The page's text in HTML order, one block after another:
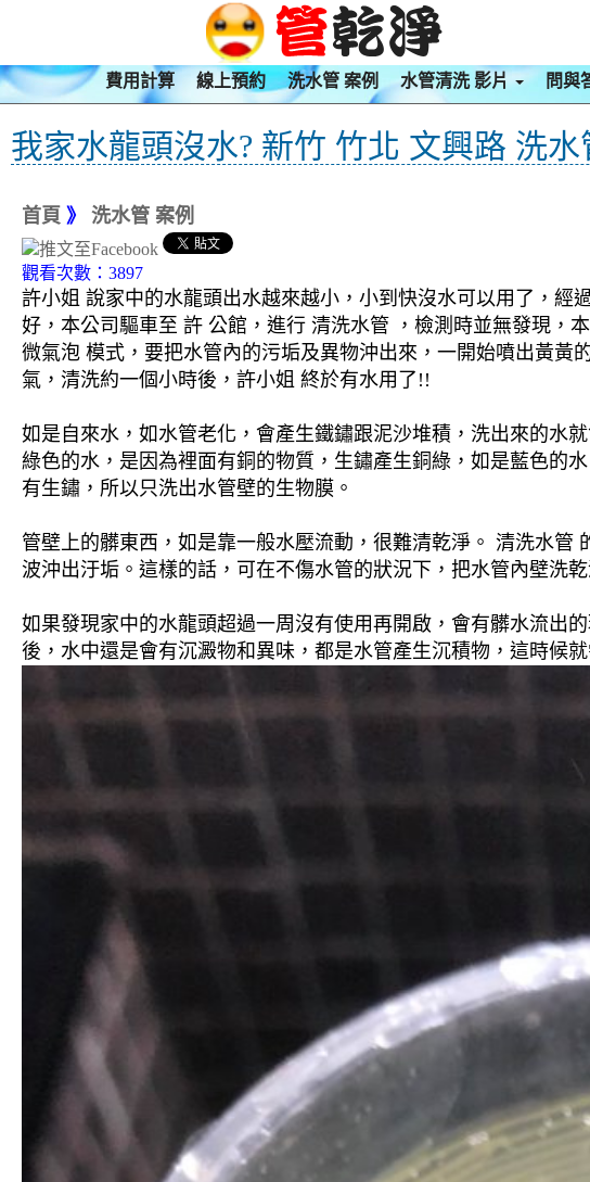
費用計算 線上預約 洗水管 案例 水管清洗 影片 問與
我家水龍頭沒水? 新竹 竹北 文興路 洗水
首頁 》 洗水管 案例
觀看次數：3897
許小姐 說家中的水龍頭出水越來越小，小到快沒水可以用了，
好，本公司驅車至 許 公館，進行 清洗水管 ，檢測時並無發現，
微氣泡 模式，要把水管內的污垢及異物沖出來，一開始噴出黃黃
氣，清洗約一個小時後，許小姐 終於有水用了!!
如是自來水，如水管老化，會產生鐵鏽跟泥沙堆積，洗出來的水
綠色的水，是因為裡面有銅的物質，生鏽產生銅綠，如是藍色的
有生鏽，所以只洗出水管壁的生物膜。
管壁上的髒東西，如是靠一般水壓流動，很難清乾淨。 清洗水
波沖出汙垢。這樣的話，可在不傷水管的狀況下，把水管內壁洗乾
如果發現家中的水龍頭超過一周沒有使用再開啟，會有髒水流出
後，水中還是會有沉澱物和異味，都是水管產生沉積物，這時候就